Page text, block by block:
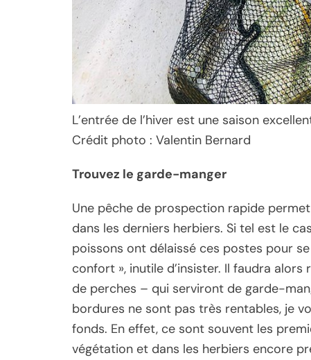
L’entrée de l’hiver est une saison
Crédit photo : Valentin Bernard
Trouvez le garde-manger
Une pêche de prospection rapide
dans les derniers herbiers. Si tel est le
poissons ont délaissé ces postes pour
confort », inutile d’insister. Il faudra
de perches – qui serviront de garde-
bordures ne sont pas très rentables, je
fonds. En effet, ce sont souvent les
végétation et dans les herbiers encore